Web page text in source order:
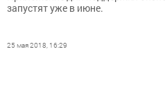
запустят уже в июне.
25 мая 2018, 16:29